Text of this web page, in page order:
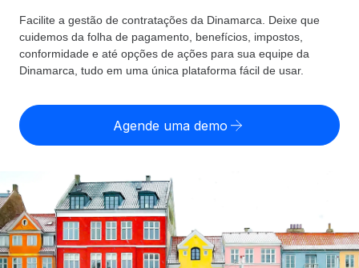
Processamento Salarial
Processamento salarial fácil e em conformidade
Employer of Record
entidades
globalmente
SERVICES
Perguntar a um especialista
COBERTURA GLOBAL
Explorador de países
Encontra apoio para emprego global por país
Comparar a Remote
Veja como nos comparamos com os outros
TORNE-SE NOSSO PARCEIRO
Parceiros tecnológicos estratégicos
Integre os RH globais na sua plataforma de forma
flexível
Preçário
English
Nederlands
Français
Deutsch
Início de sessão
Facilite a gestão de contratações da Dinamarca. Deixe que
cuidemos da folha de pagamento, benefícios, impostos,
conformidade e até opções de ações para sua equipe da
Dinamarca, tudo em uma única plataforma fácil de usar.
Agende uma demo